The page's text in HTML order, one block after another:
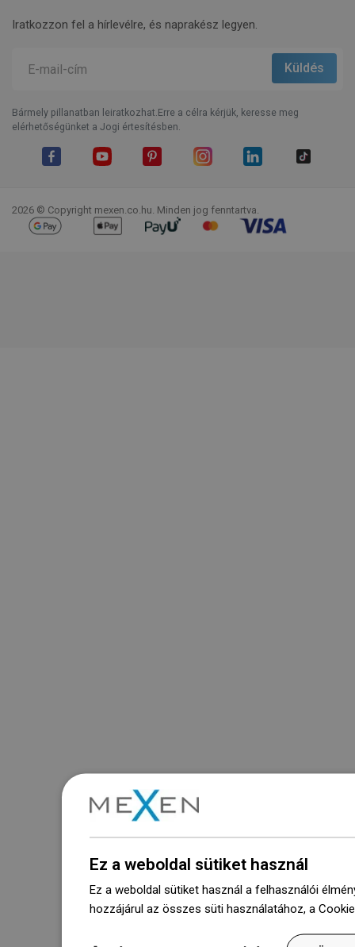
Iratkozzon fel a hírlevélre, és naprakész legyen.
Bármely pillanatban leiratkozhat.Erre a célra kérjük, keresse meg
elérhetőségünket a Jogi értesítésben.
2026 © Copyright mexen.co.hu. Minden jog fenntartva.
Ez a weboldal sütiket használ
Ez a weboldal sütiket használ a felhasználói
hozzájárul az összes süti használatához, a